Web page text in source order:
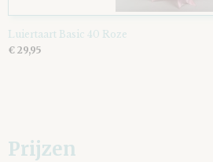
Luiertaart Basic 40 Roze
€ 29,95
Prijzen